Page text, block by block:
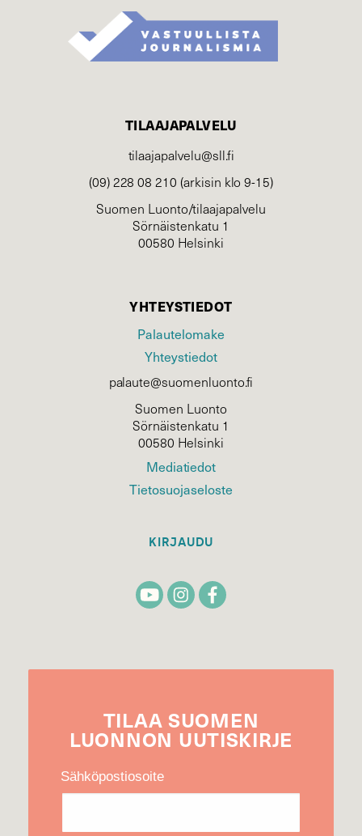
TILAAJAPALVELU
tilaajapalvelu@sll.fi
(09) 228 08 210 (arkisin klo 9-15)
Suomen Luonto/tilaajapalvelu
Sörnäistenkatu 1
00580 Helsinki
YHTEYSTIEDOT
Palautelomake
Yhteystiedot
palaute@suomenluonto.fi
Suomen Luonto
Sörnäistenkatu 1
00580 Helsinki
Mediatiedot
Tietosuojaseloste
KIRJAUDU
TILAA SUOMEN
LUONNON UUTIS­KIRJE
Sähköpostiosoite